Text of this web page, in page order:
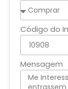
Código do
Mensagem